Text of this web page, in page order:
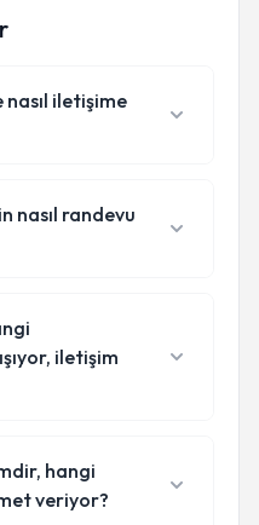
nasıl iletişime
nasıl randevu
iletişim
hangi
veriyor?